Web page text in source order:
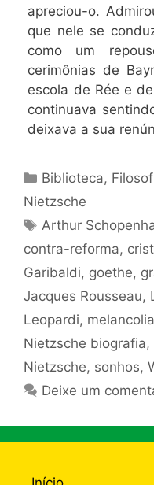
apreciou-o.
que nele se
como um
cerimônias de
escola de Rée e
continuava
deixava a sua
Categorias
Biblioteca,
Nietzsche
Tags
Arthur
contra-reforma,
Garibaldi, goethe,
Jacques Rousseau,
Leopardi, melancolia
Nietzsche biografia,
Nietzsche, sonhos,
Deixe um